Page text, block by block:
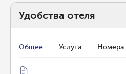
Удобства отеля
Общее Услуги Номера